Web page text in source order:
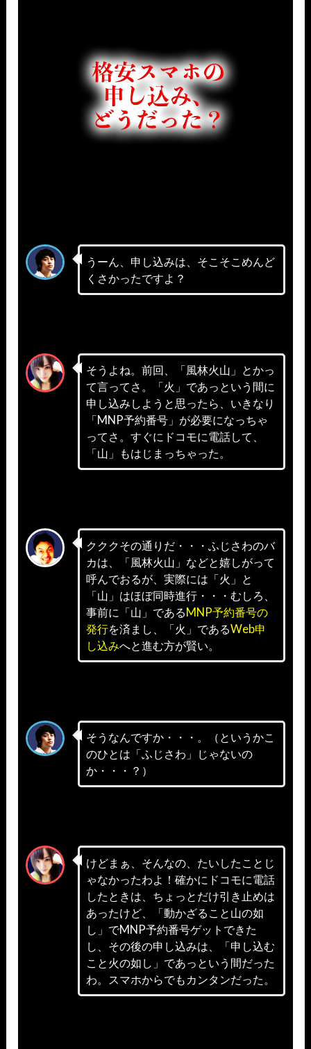
うーん、申し込みは、そこそこめんど
くさかったですよ？
そうよね。前回、「風林火山」とかっ
て言ってさ。「火」であっという間に
申し込みしようと思ったら、いきなり
「MNP予約番号」が必要になっちゃ
ってさ。すぐにドコモに電話して、
「山」もはじまっちゃった。
クククその通りだ・・・ふじさわのバ
カは、「風林火山」などと嬉しがって
呼んでおるが、実際には「火」と
「山」はほぼ同時進行・・・むしろ、
事前に「山」であるMNP予約番号の
発行を済まし、「火」であるWeb申
し込みへと進む方が賢い。
そうなんですか・・・。（というかこ
のひとは「ふじさわ」じゃないの
か・・・？）
けどまぁ、そんなの、たいしたことじ
ゃなかったわよ！確かにドコモに電話
したときは、ちょっとだけ引き止めは
あったけど、「動かざること山の如
し」でMNP予約番号ゲットできた
し、その後の申し込みは、「申し込む
こと火の如し」であっという間だった
わ。スマホからでもカンタンだった。